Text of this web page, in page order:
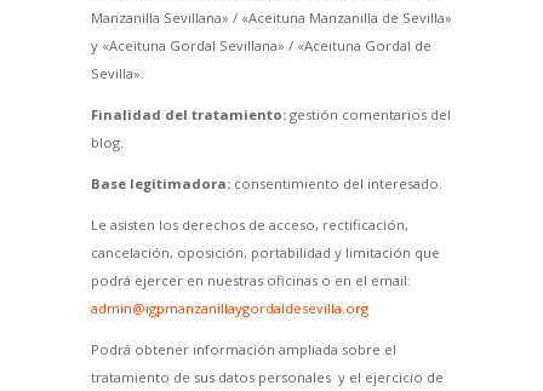
Manzanilla Sevillana» / «Aceituna Manzanilla de Sevilla»
y «Aceituna Gordal Sevillana» / «Aceituna Gordal de
Sevilla».
Finalidad del tratamiento:gestión comentarios del
blog.
Base legitimadora:consentimiento del interesado.
Le asisten los derechos de acceso, rectificación,
cancelación, oposición, portabilidad y limitación que
podrá ejercer en nuestras oficinas o en el email:
admin@igpmanzanillaygordaldesevilla.org
Podrá obtener información ampliada sobre el
tratamiento de sus datos personales y el ejercicio de